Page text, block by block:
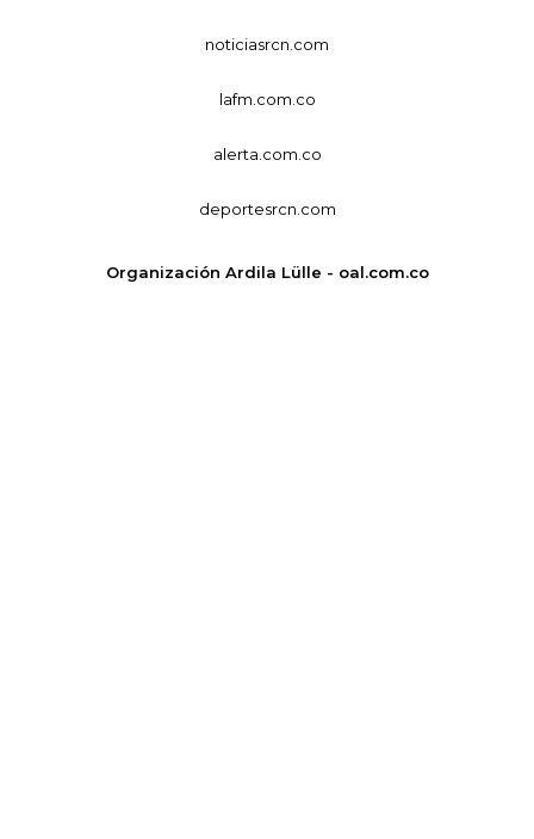
noticiasrcn.com
lafm.com.co
alerta.com.co
deportesrcn.com
Organización Ardila Lülle - oal.com.co